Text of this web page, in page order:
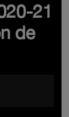
21
de